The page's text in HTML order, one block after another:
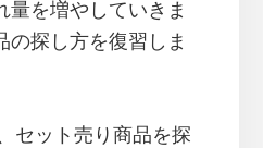
量を増やしていきま
の探し方を復習しま
セット売り商品を探